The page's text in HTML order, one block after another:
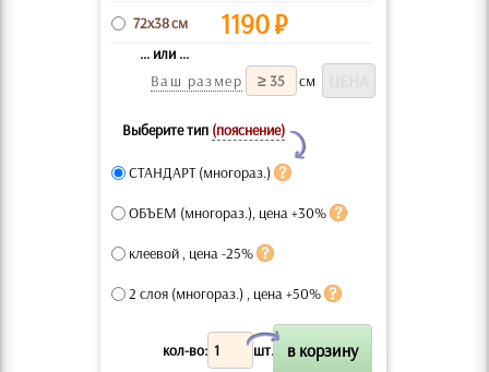
72x38 см 1190₽
... или ...
Ваш размер
см
Выберите тип (пояснение)
Y
СТАНДАРТ (многораз.)
ОБЪЕМ (многораз.), цена +30%
клеевой , цена -25%
2 слоя (многораз.) , цена +50%
кол-во: шт.
X